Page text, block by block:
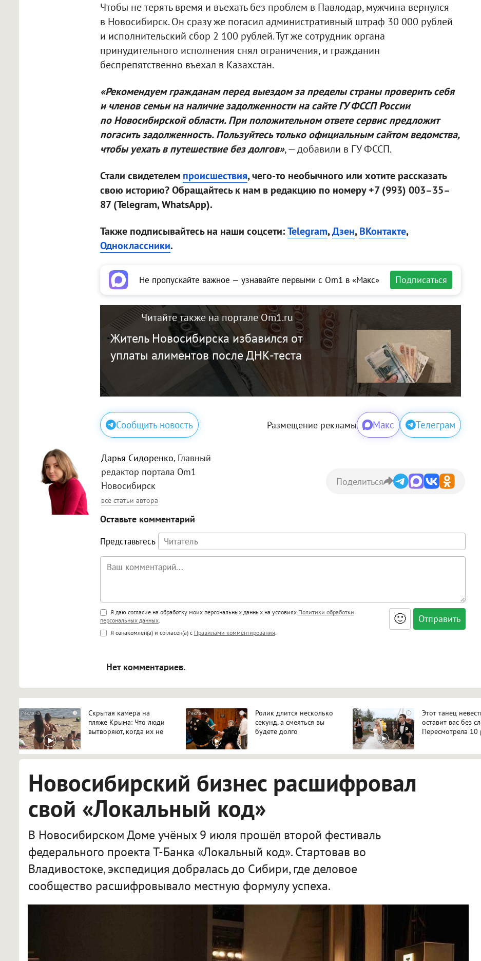
Чтобы не терять время и въехать без проблем в Павлодар, мужчина вернулся
в Новосибирск. Он сразу же погасил административный штраф 30 000 рублей
и исполнительский сбор 2 100 рублей. Тут же сотрудник органа
принудительного исполнения снял ограничения, и гражданин
беспрепятственно въехал в Казахстан.
«Рекомендуем гражданам перед выездом за пределы страны проверить себя
и членов семьи на наличие задолженности на сайте ГУ ФССП России
по Новосибирской области. При положительном ответе сервис предложит
погасить задолженность. Пользуйтесь только официальным сайтом ведомства,
чтобы уехать в путешествие без долгов», — добавили в ГУ ФССП.
Стали свидетелем происшествия, чего-то необычного или хотите рассказать
свою историю? Обращайтесь к нам в редакцию по номеру +7 (993) 003–35–
87 (Telegram, WhatsApp).
Также подписывайтесь на наши соцсети:Telegram,Дзен,ВКонтакте,
Одноклассники.
Не пропускайте важное — узнавайте первыми с Om1 в «Макс» Подписаться
Читайте также на портале Om1.ru
Житель Новосибирска избавился от
уплаты алиментов после ДНК-теста
Сообщить новость Размещение рекламы Макс Телеграм
Дарья Сидоренко, Главный
редактор портала Om1
Новосибирск
все статьи автора
Поделиться
Оставьте комментарий
Представьтесь
Поддержка HTML
<b>, <strong>, <u>, <i>, <em>, <s>, <big>, <small>, <sup>, <sub>, <pre>, <ul>, <ol>, <li>,
<blockquote>, <code> экранирует HTML, адреса URL автоматически становятся ссылками, и
Я даю согласие на обработку моих персональных данных на условиях Политики обработки
персональных данных.
Я ознакомлен(а) и согласен(а) с Правилами комментирования.
🙂
Нет комментариев.
i
Скрытая камера на
пляже Крыма: Что люди
вытворяют, когда их не
i
Ролик длится несколько
секунд, а смеяться вы
будете долго
i
Этот танец
оставит вас без
Пересмотрела 10
Новосибирский бизнес расшифровал
свой «Локальный код»
В Новосибирском Доме учёных 9 июля прошёл второй фестиваль
федерального проекта Т-Банка «Локальный код». Стартовав во
Владивостоке, экспедиция добралась до Сибири, где деловое
сообщество расшифровывало местную формулу успеха.